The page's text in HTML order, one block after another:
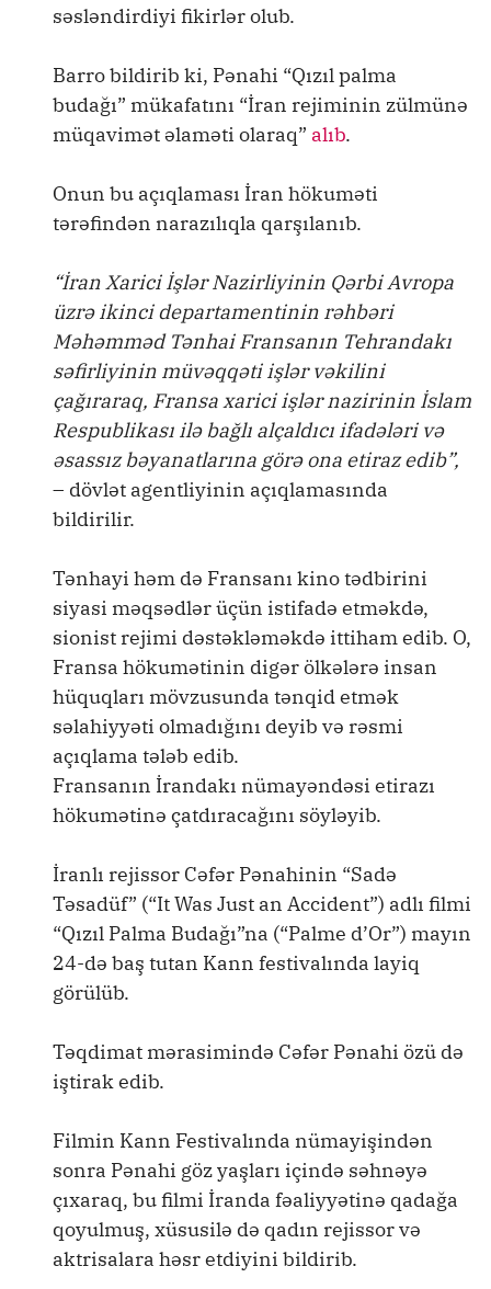
səsləndirdiyi fikirlər olub.
Barro bildirib ki, Pənahi “Qızıl palma
budağı” mükafatını “İran rejiminin zülmünə
müqavimət əlaməti olaraq” alıb.
Onun bu açıqlaması İran hökuməti
tərəfindən narazılıqla qarşılanıb.
“İran Xarici İşlər Nazirliyinin Qərbi Avropa
üzrə ikinci departamentinin rəhbəri
Məhəmməd Tənhai Fransanın Tehrandakı
səfirliyinin müvəqqəti işlər vəkilini
çağıraraq, Fransa xarici işlər nazirinin İslam
Respublikası ilə bağlı alçaldıcı ifadələri və
əsassız bəyanatlarına görə ona etiraz edib”,
– dövlət agentliyinin açıqlamasında
bildirilir.
Tənhayi həm də Fransanı kino tədbirini
siyasi məqsədlər üçün istifadə etməkdə,
sionist rejimi dəstəkləməkdə ittiham edib. O,
Fransa hökumətinin digər ölkələrə insan
hüquqları mövzusunda tənqid etmək
səlahiyyəti olmadığını deyib və rəsmi
açıqlama tələb edib.
Fransanın İrandakı nümayəndəsi etirazı
hökumətinə çatdıracağını söyləyib.
İranlı rejissor Cəfər Pənahinin “Sadə
Təsadüf” (“It Was Just an Accident”) adlı filmi
“Qızıl Palma Budağı”na (“Palme d’Or”) mayın
24-də baş tutan Kann festivalında layiq
görülüb.
Təqdimat mərasimində Cəfər Pənahi özü də
iştirak edib.
Filmin Kann Festivalında nümayişindən
sonra Pənahi göz yaşları içində səhnəyə
çıxaraq, bu filmi İranda fəaliyyətinə qadağa
qoyulmuş, xüsusilə də qadın rejissor və
aktrisalara həsr etdiyini bildirib.